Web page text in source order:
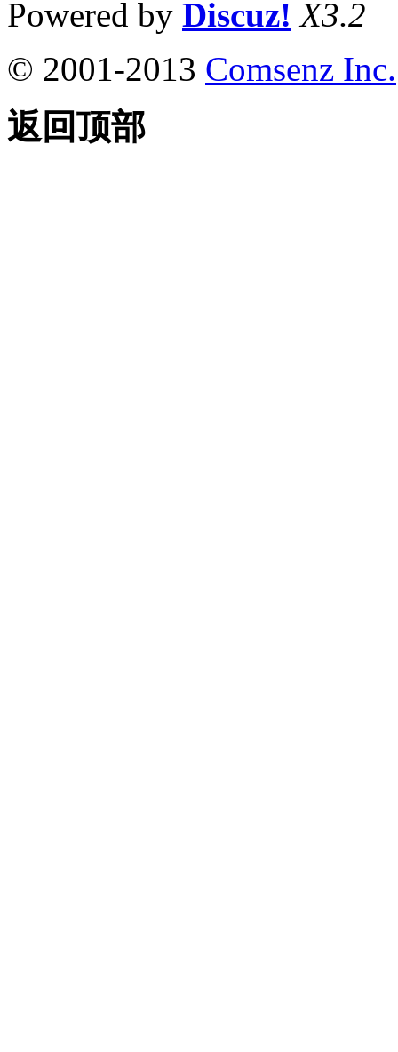
Powered by Discuz! X3.2
© 2001-2013 Comsenz Inc.
返回顶部